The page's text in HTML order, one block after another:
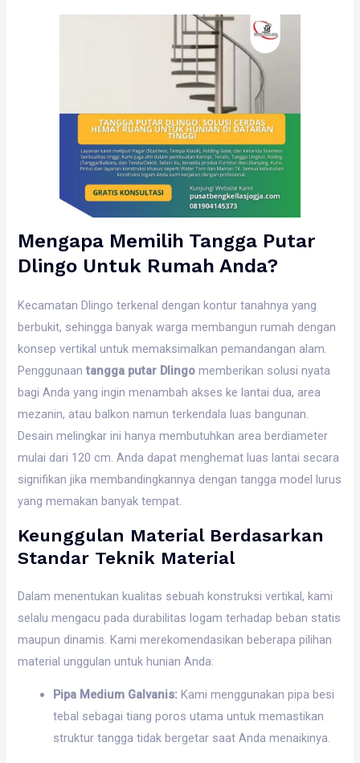
Mengapa Memilih Tangga Putar
Dlingo Untuk Rumah Anda?
Kecamatan Dlingo terkenal dengan kontur tanahnya yang
berbukit, sehingga banyak warga membangun rumah dengan
konsep vertikal untuk memaksimalkan pemandangan alam.
Penggunaantangga putar Dlingo memberikan solusi nyata
bagi Anda yang ingin menambah akses ke lantai dua, area
mezanin, atau balkon namun terkendala luas bangunan.
Desain melingkar ini hanya membutuhkan area berdiameter
mulai dari 120 cm. Anda dapat menghemat luas lantai secara
signifikan jika membandingkannya dengan tangga model lurus
yang memakan banyak tempat.
Keunggulan Material Berdasarkan
Standar Teknik Material
Dalam menentukan kualitas sebuah konstruksi vertikal, kami
selalu mengacu pada durabilitas logam terhadap beban statis
maupun dinamis. Kami merekomendasikan beberapa pilihan
material unggulan untuk hunian Anda:
Pipa Medium Galvanis: Kami menggunakan pipa besi
tebal sebagai tiang poros utama untuk memastikan
struktur tangga tidak bergetar saat Anda menaikinya.